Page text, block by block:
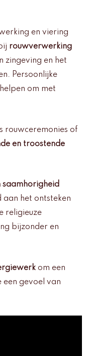
en viering
rouwverwerking
zingeving en het
Persoonlijke
helpen om met
rouwceremonies of
en troostende
saamhorigheid
aan het ontsteken
religieuze
bijzonder en
om een
een gevoel van